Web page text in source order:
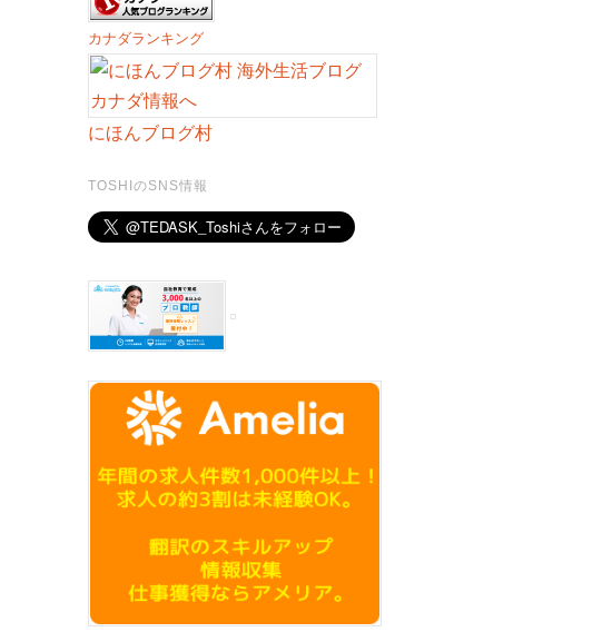
カナダランキング
にほんブログ村
TOSHIのSNS情報